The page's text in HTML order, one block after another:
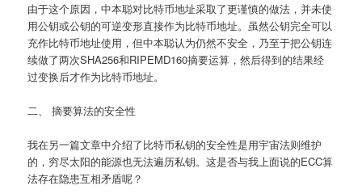
由于这个原因，中本聪对比特币地址采取了更谨慎的做法，并未使
用公钥或公钥的可逆变形直接作为比特币地址。虽然公钥完全可以
充作比特币地址使用，但中本聪认为仍然不安全，乃至于把公钥连
续做了两次SHA256和RIPEMD160摘要运算，然后得到的结果经
过变换后才作为比特币地址。
二、 摘要算法的安全性
我在另一篇文章中介绍了比特币私钥的安全性是用宇宙法则维护
的，穷尽太阳的能源也无法遍历私钥。这是否与我上面说的ECC算
法存在隐患互相矛盾呢？